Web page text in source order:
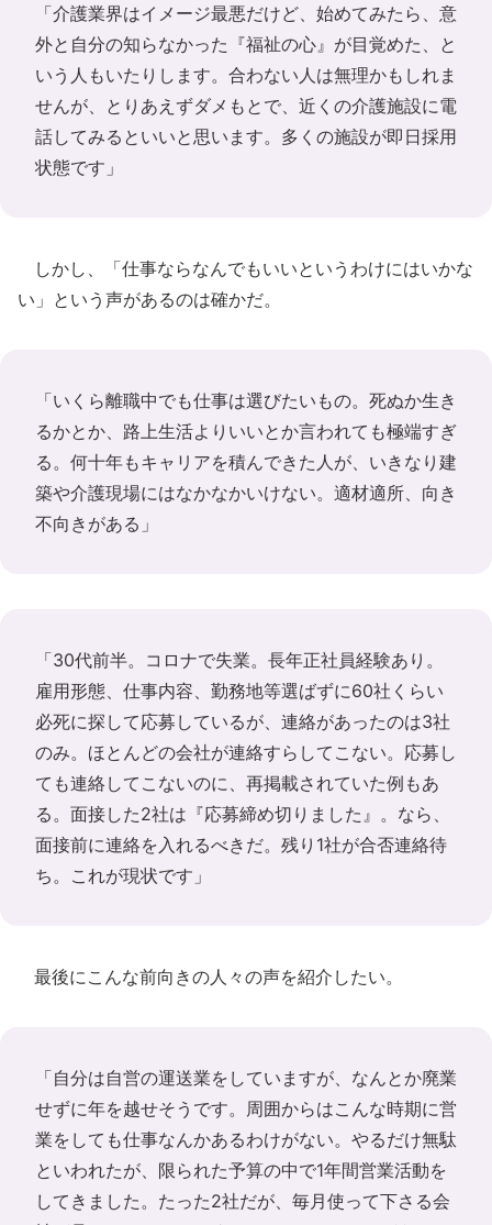
「介護業界はイメージ最悪だけど、始めてみたら、意
外と自分の知らなかった『福祉の心』が目覚めた、と
いう人もいたりします。合わない人は無理かもしれま
せんが、とりあえずダメもとで、近くの介護施設に電
話してみるといいと思います。多くの施設が即日採用
状態です」
しかし、「仕事ならなんでもいいというわけにはいかな
い」という声があるのは確かだ。
「いくら離職中でも仕事は選びたいもの。死ぬか生き
るかとか、路上生活よりいいとか言われても極端すぎ
る。何十年もキャリアを積んできた人が、いきなり建
築や介護現場にはなかなかいけない。適材適所、向き
不向きがある」
「30代前半。コロナで失業。長年正社員経験あり。
雇用形態、仕事内容、勤務地等選ばずに60社くらい
必死に探して応募しているが、連絡があったのは3社
のみ。ほとんどの会社が連絡すらしてこない。応募し
ても連絡してこないのに、再掲載されていた例もあ
る。面接した2社は『応募締め切りました』。なら、
面接前に連絡を入れるべきだ。残り1社が合否連絡待
ち。これが現状です」
最後にこんな前向きの人々の声を紹介したい。
「自分は自営の運送業をしていますが、なんとか廃業
せずに年を越せそうです。周囲からはこんな時期に営
業をしても仕事なんかあるわけがない。やるだけ無駄
といわれたが、限られた予算の中で1年間営業活動を
してきました。たった2社だが、毎月使って下さる会